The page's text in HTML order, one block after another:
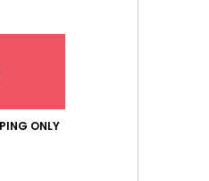
ONLY